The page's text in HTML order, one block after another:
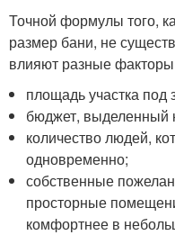
Точной формулы того,
размер бани, не
влияют разные
площадь участка под
бюджет, выделенный
количество людей,
одновременно;
собственные
просторные
комфортнее в